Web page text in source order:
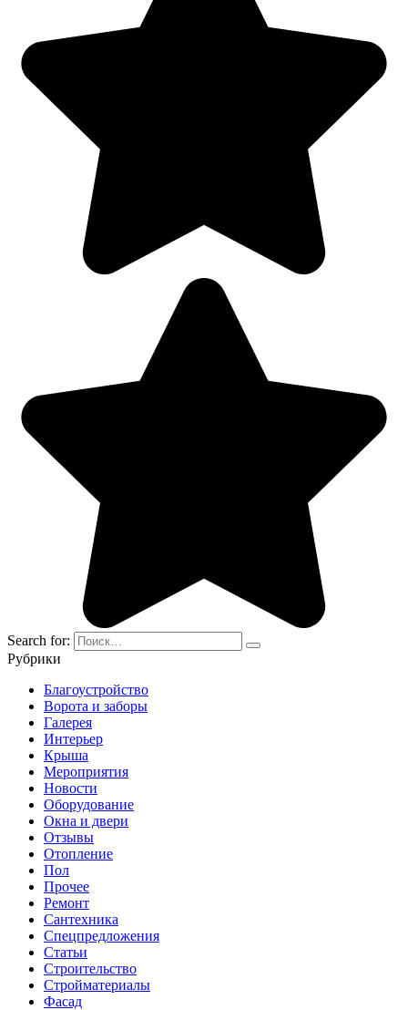
Search for:
Рубрики
Благоустройство
Ворота и заборы
Галерея
Интерьер
Крыша
Мероприятия
Новости
Оборудование
Окна и двери
Отзывы
Отопление
Пол
Прочее
Ремонт
Сантехника
Спецпредложения
Статьи
Строительство
Стройматериалы
Фасад